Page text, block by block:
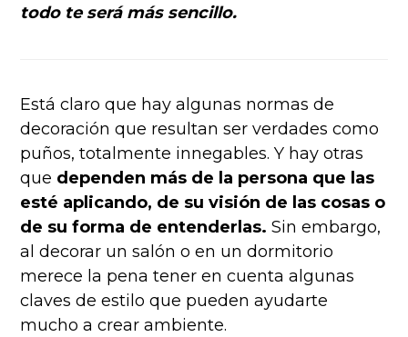
todo te será más sencillo.
Está claro que hay algunas normas de
decoración que resultan ser verdades como
puños, totalmente innegables. Y hay otras
que dependen más de la persona que las
esté aplicando, de su visión de las cosas o
de su forma de entenderlas. Sin embargo,
al decorar un salón o en un dormitorio
merece la pena tener en cuenta algunas
claves de estilo que pueden ayudarte
mucho a crear ambiente.